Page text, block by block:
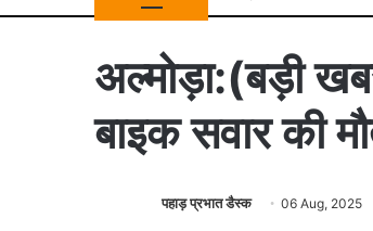
अल्मोड़ा:(बड़ी
बाइक सवार की
पहाड़ प्रभात डैस्क 06 Aug, 2025